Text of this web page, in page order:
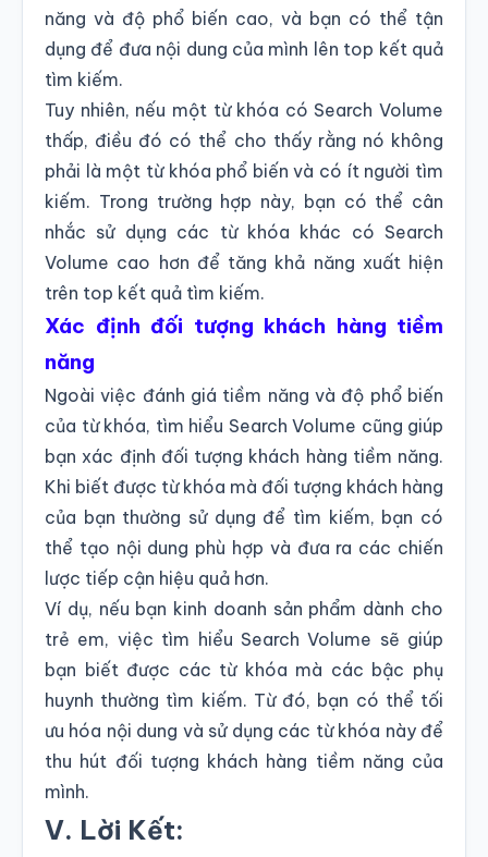
năng và độ phổ biến cao, và bạn có thể tận
dụng để đưa nội dung của mình lên top kết quả
tìm kiếm.
Tuy nhiên, nếu một từ khóa có Search Volume
thấp, điều đó có thể cho thấy rằng nó không
phải là một từ khóa phổ biến và có ít người tìm
kiếm. Trong trường hợp này, bạn có thể cân
nhắc sử dụng các từ khóa khác có Search
Volume cao hơn để tăng khả năng xuất hiện
trên top kết quả tìm kiếm.
Xác định đối tượng khách hàng tiềm
năng
Ngoài việc đánh giá tiềm năng và độ phổ biến
của từ khóa, tìm hiểu Search Volume cũng giúp
bạn xác định đối tượng khách hàng tiềm năng.
Khi biết được từ khóa mà đối tượng khách hàng
của bạn thường sử dụng để tìm kiếm, bạn có
thể tạo nội dung phù hợp và đưa ra các chiến
lược tiếp cận hiệu quả hơn.
Ví dụ, nếu bạn kinh doanh sản phẩm dành cho
trẻ em, việc tìm hiểu Search Volume sẽ giúp
bạn biết được các từ khóa mà các bậc phụ
huynh thường tìm kiếm. Từ đó, bạn có thể tối
ưu hóa nội dung và sử dụng các từ khóa này để
thu hút đối tượng khách hàng tiềm năng của
mình.
V. Lời Kết: